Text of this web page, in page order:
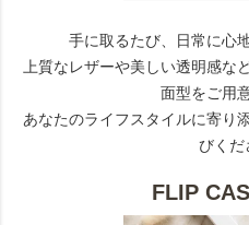
手に取るたび、日常に心
上質なレザーや美しい透明感な
面型をご用
あなたのライフスタイルに寄り
びくだ
FLIP